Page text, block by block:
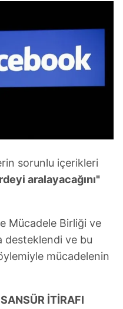
sorunlu içerikleri
aralayacağını"
Mücadele Birliği ve
desteklendi ve bu
mücadelenin
İTİRAFI